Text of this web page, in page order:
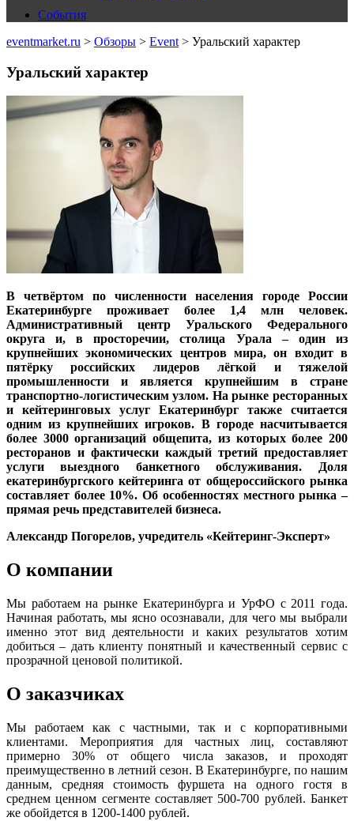
События
eventmarket.ru > Обзоры > Event > Уральский характер
Уральский характер
В четвёртом по численности населения городе России
Екатеринбурге проживает более 1,4 млн человек.
Административный центр Уральского Федерального
округа и, в просторечии, столица Урала – один из
крупнейших экономических центров мира, он входит в
пятёрку российских лидеров лёгкой и тяжелой
промышленности и является крупнейшим в стране
транспортно-логистическим узлом. На рынке ресторанных
и кейтеринговых услуг Екатеринбург также считается
одним из крупнейших игроков. В городе насчитывается
более 3000 организаций общепита, из которых более 200
ресторанов и фактически каждый третий предоставляет
услуги выездного банкетного обслуживания. Доля
екатеринбургского кейтеринга от общероссийского рынка
составляет более 10%. Об особенностях местного рынка –
прямая речь представителей бизнеса.
Александр Погорелов, учредитель «Кейтеринг-Эксперт»
О компании
Мы работаем на рынке Екатеринбурга и УрФО с 2011 года.
Начиная работать, мы ясно осознавали, для чего мы выбрали
именно этот вид деятельности и каких результатов хотим
добиться – дать клиенту понятный и качественный сервис с
прозрачной ценовой политикой.
О заказчиках
Мы работаем как с частными, так и с корпоративными
клиентами. Мероприятия для частных лиц, составляют
примерно 30% от общего числа заказов, и проходят
преимущественно в летний сезон. В Екатеринбурге, по нашим
данным, средняя стоимость фуршета на одного гостя в
среднем ценном сегменте составляет 500-700 рублей. Банкет
же обойдется в 1200-1400 рублей.